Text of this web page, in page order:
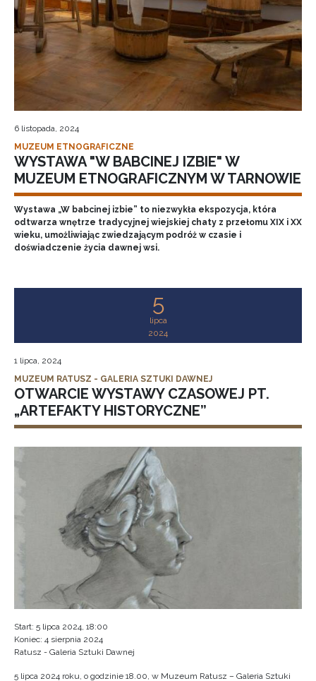
6 listopada, 2024
MUZEUM ETNOGRAFICZNE
WYSTAWA "W BABCINEJ IZBIE" W
MUZEUM ETNOGRAFICZNYM W TARNOWIE
Wystawa „W babcinej izbie” to niezwykła ekspozycja, która
odtwarza wnętrze tradycyjnej wiejskiej chaty z przełomu XIX i XX
wieku, umożliwiając zwiedzającym podróż w czasie i
doświadczenie życia dawnej wsi.
5
lipca
2024
1 lipca, 2024
MUZEUM RATUSZ - GALERIA SZTUKI DAWNEJ
OTWARCIE WYSTAWY CZASOWEJ PT.
„ARTEFAKTY HISTORYCZNE”
Start: 5 lipca 2024, 18:00
Koniec: 4 sierpnia 2024
Ratusz - Galeria Sztuki Dawnej
5 lipca 2024 roku, o godzinie 18.00, w Muzeum Ratusz – Galeria Sztuki